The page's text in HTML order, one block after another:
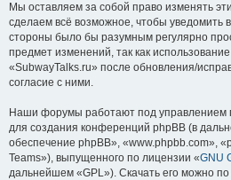
Мы оставляем за собой право изменять
сделаем всё возможное, чтобы уведомить
стороны было бы разумным регулярно
предмет изменений, так как
«SubwayTalks.ru» после обновления/
согласие с ними.
Наши форумы работают под управлением
для создания конференций phpBB (в
обеспечение phpBB», «www.phpbb.com»,
Teams»), выпущенного по лицензии «GNU
дальнейшем «GPL»). Скачать его можно по